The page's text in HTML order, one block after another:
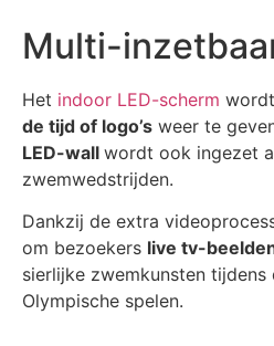
Multi-
Het indoor LED-scherm
de tijd of logo’s weer te
LED-wall wordt ook ingezet
zwemwedstrijden.
Dankzij de extra
om bezoekers live tv-
sierlijke zwemkunsten tijdens
Olympische spelen.